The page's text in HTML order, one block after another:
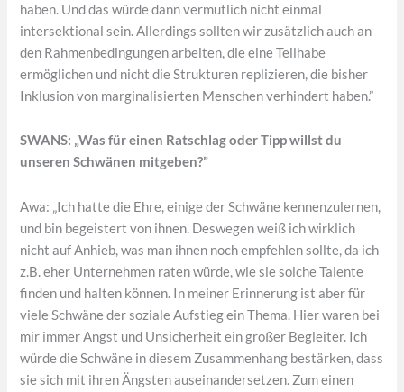
haben. Und das würde dann vermutlich nicht einmal
intersektional sein. Allerdings sollten wir zusätzlich auch an
den Rahmenbedingungen arbeiten, die eine Teilhabe
ermöglichen und nicht die Strukturen replizieren, die bisher
Inklusion von marginalisierten Menschen verhindert haben.”
SWANS: „Was für einen Ratschlag oder Tipp willst du
unseren Schwänen mitgeben?”
Awa: „Ich hatte die Ehre, einige der Schwäne kennenzulernen,
und bin begeistert von ihnen. Deswegen weiß ich wirklich
nicht auf Anhieb, was man ihnen noch empfehlen sollte, da ich
z.B. eher Unternehmen raten würde, wie sie solche Talente
finden und halten können. In meiner Erinnerung ist aber für
viele Schwäne der soziale Aufstieg ein Thema. Hier waren bei
mir immer Angst und Unsicherheit ein großer Begleiter. Ich
würde die Schwäne in diesem Zusammenhang bestärken, dass
sie sich mit ihren Ängsten auseinandersetzen. Zum einen